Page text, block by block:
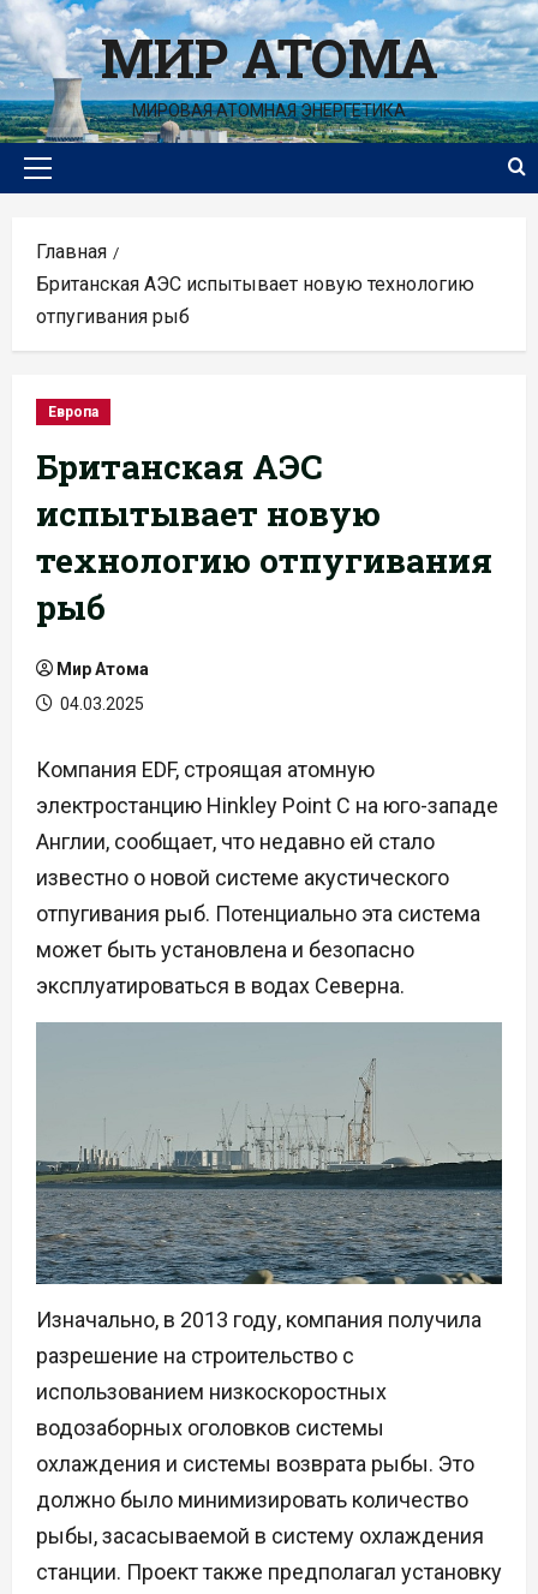
Перейти
к
содержимомуМИР АТОМА
МИРОВАЯ АТОМНАЯ ЭНЕРГЕТИКА
Основное
Главная
Британская АЭС испытывает новую технологию
отпугивания рыб
Европа
Британская АЭС
испытывает новую
технологию отпугивания
рыб
Мир Атома
04.03.2025
Компания EDF, строящая атомную
электростанцию Hinkley Point C на юго-западе
Англии, сообщает, что недавно ей стало
известно о новой системе акустического
отпугивания рыб. Потенциально эта система
может быть установлена и безопасно
эксплуатироваться в водах Северна.
Изначально, в 2013 году, компания получила
разрешение на строительство с
использованием низкоскоростных
водозаборных оголовков системы
охлаждения и системы возврата рыбы. Это
должно было минимизировать количество
рыбы, засасываемой в систему охлаждения
станции. Проект также предполагал установку